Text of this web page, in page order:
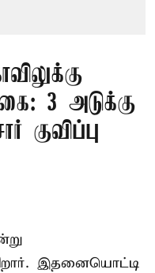
3 அடுக்கு
குவிப்பு
இதனையொட்டி